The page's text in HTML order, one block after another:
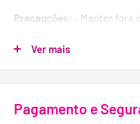
Precauções: - Manter fora
- Guardar num local seco e
Quantidade: 30ml.
Ver mais
Pagamento e